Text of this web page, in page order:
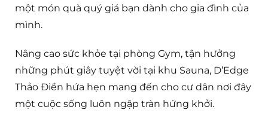
một món quà quý giá bạn dành cho gia đình của
mình.
Nâng cao sức khỏe tại phòng Gym, tận hưởng
những phút giây tuyệt vời tại khu Sauna, D’Edge
Thảo Điền hứa hẹn mang đến cho cư dân nơi đây
một cuộc sống luôn ngập tràn hứng khởi.